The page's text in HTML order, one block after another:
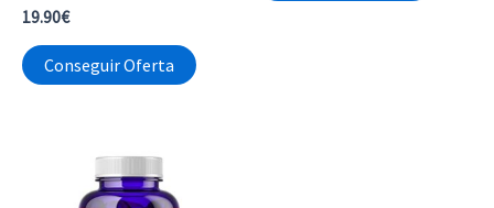
19.90€
Conseguir Oferta